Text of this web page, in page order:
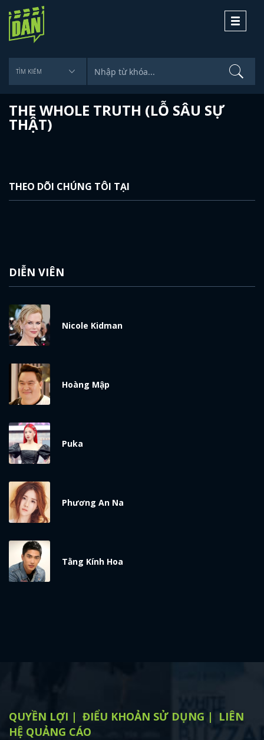
ĐĂNG NHẬP
Toggle
THE WHOLE TRUTH (LỖ SÂU SỰ
THẬT)
THEO DÕI CHÚNG TÔI TẠI
DIỄN VIÊN
Nicole Kidman
Hoàng Mập
Puka
Phương An Na
Tằng Kính Hoa
QUYỀN LỢI ĐIỂU KHOẢN SỬ DỤNG
LIÊN
HỆ QUẢNG CÁO